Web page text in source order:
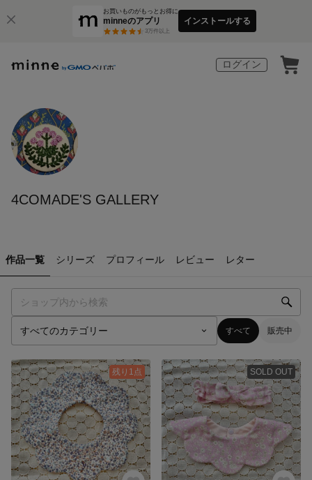
お買いものがもっとお得に
minneのアプリ
3万件以上
インストールする
ログイン
4COMADE'S GALLERY
作品一覧 シリーズ プロフィール レビュー レター
すべて 販売中
残り1点 SOLD OUT